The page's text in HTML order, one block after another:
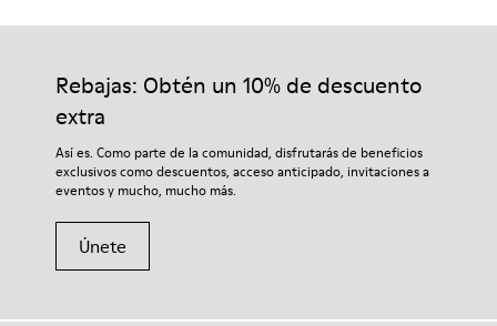
Forro: 59 % Textil (60% Nailon - 40% PU) 41 % Poliéster
Nuestros zapatos se han fabricado con materiales de primera
garantizará que duren más tiempo.
Si deseas obtener información detallada sobre cómo cuidar de
tu par, visita nuestraGuía para el cuidado del calzado.
Rebajas: Obtén un 10% de descuento
extra
Así es. Como parte de la comunidad, disfrutarás de beneficios
exclusivos como descuentos, acceso anticipado, invitaciones a
eventos y mucho, mucho más.
Únete